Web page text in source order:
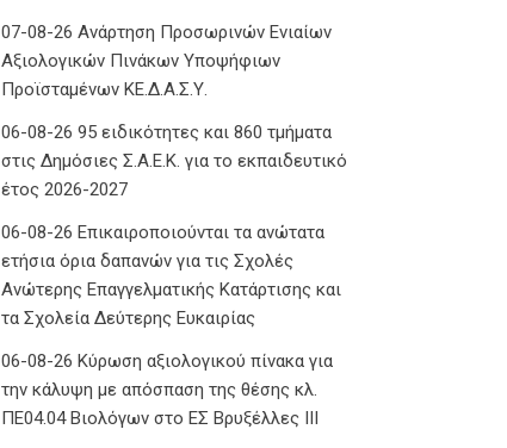
07-08-26 Ανάρτηση Προσωρινών Ενιαίων
Αξιολογικών Πινάκων Υποψήφιων
Προϊσταμένων ΚΕ.Δ.Α.Σ.Υ.
06-08-26 95 ειδικότητες και 860 τμήματα
στις Δημόσιες Σ.Α.Ε.Κ. για το εκπαιδευτικό
έτος 2026-2027
06-08-26 Επικαιροποιούνται τα ανώτατα
ετήσια όρια δαπανών για τις Σχολές
Ανώτερης Επαγγελματικής Κατάρτισης και
τα Σχολεία Δεύτερης Ευκαιρίας
06-08-26 Κύρωση αξιολογικού πίνακα για
την κάλυψη με απόσπαση της θέσης κλ.
ΠΕ04.04 Βιολόγων στο ΕΣ Βρυξέλλες ΙΙΙ